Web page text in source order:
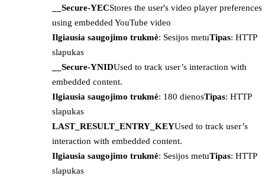
__Secure-YECStores the user's video player preferences
using embedded YouTube video
Ilgiausia saugojimo trukmė: Sesijos metuTipas: HTTP
slapukas
__Secure-YNIDUsed to track user’s interaction with
embedded content.
Ilgiausia saugojimo trukmė: 180 dienosTipas: HTTP
slapukas
LAST_RESULT_ENTRY_KEYUsed to track user’s
interaction with embedded content.
Ilgiausia saugojimo trukmė: Sesijos metuTipas: HTTP
slapukas